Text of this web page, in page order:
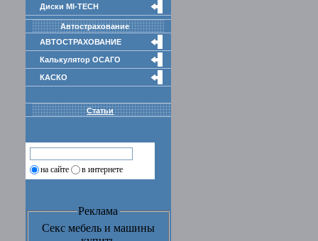
Диски MI-TECH
Автострахование
АВТОСТРАХОВАНИЕ
Калькулятор ОСАГО
КАСКО
Статьи
на сайте в интернете
Реклама
Секс мебель и машины